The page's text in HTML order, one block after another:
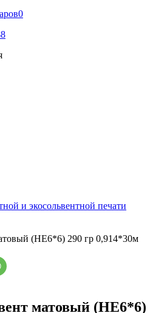
0
и экосольвентной печати
(HE6*6) 290 гр 0,914*30м
матовый (HE6*6)